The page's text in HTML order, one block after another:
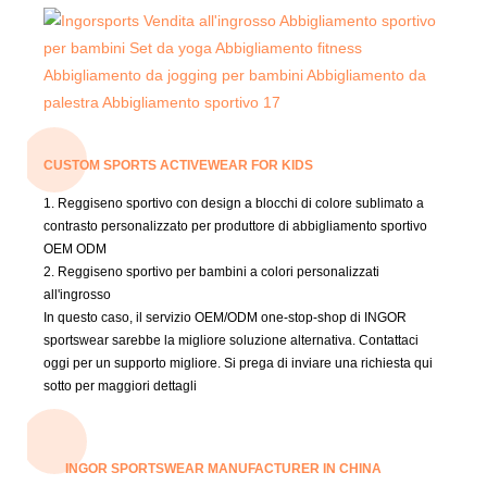
CUSTOM SPORTS ACTIVEWEAR FOR KIDS
1. Reggiseno sportivo con design a blocchi di colore sublimato a
contrasto personalizzato per produttore di abbigliamento sportivo
OEM ODM
2. Reggiseno sportivo per bambini a colori personalizzati
all'ingrosso
In questo caso, il servizio OEM/ODM one-stop-shop di INGOR
sportswear sarebbe la migliore soluzione alternativa. Contattaci
oggi per un supporto migliore. Si prega di inviare una richiesta qui
sotto per maggiori dettagli
INGOR SPORTSWEAR MANUFACTURER IN CHINA